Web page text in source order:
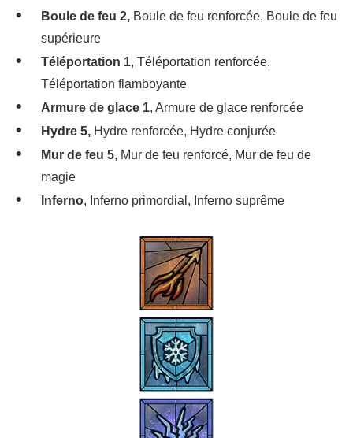
Boule de feu 2, Boule de feu renforcée, Boule de feu
supérieure
Téléportation 1, Téléportation renforcée,
Téléportation flamboyante
Armure de glace 1, Armure de glace renforcée
Hydre 5, Hydre renforcée, Hydre conjurée
Mur de feu 5, Mur de feu renforcé, Mur de feu de
magie
Inferno, Inferno primordial, Inferno suprême